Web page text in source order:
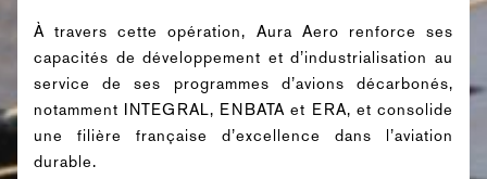
À travers cette opération, Aura Aero renforce ses
capacités de développement et d’industrialisation au
service de ses programmes d’avions décarbonés,
notamment INTEGRAL, ENBATA et ERA, et consolide
une filière française d’excellence dans l’aviation
durable.